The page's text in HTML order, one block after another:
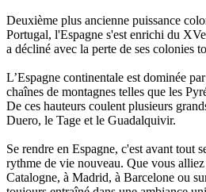
Deuxième plus ancienne puissance
Portugal, l'Espagne s'est enrichi du
a décliné avec la perte de ses colonies
L’Espagne continentale est dominée
chaînes de montagnes telles que les
De ces hauteurs coulent plusieurs
Duero, le Tage et le Guadalquivir.
Se rendre en Espagne, c'est avant tout
rythme de vie nouveau. Que vous
Catalogne, à Madrid, à Barcelone ou